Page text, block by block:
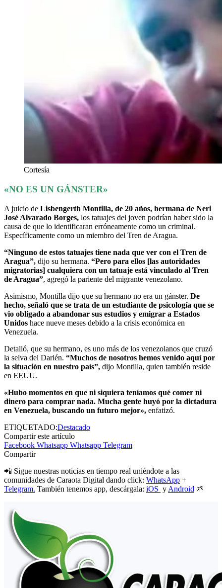
Cortesía
«NO ES UN GÁNSTER»
A juicio de Lisbengerth Montilla, de 20 años, hermana de Neri
José Alvarado Borges, los tatuajes del joven podrían haber sido la
causa de que lo identificaran erróneamente como un criminal.
Específicamente como un miembro del Tren de Aragua.
“Ninguno de estos tatuajes tiene nada que ver con el Tren de
Aragua”, dijo su hermana. “Pero para ellos [las autoridades
migratorias] cualquiera con un tatuaje está vinculado al Tren
de Aragua”, agregó la pariente del migrante venezolano.
Asimismo, Montilla dijo que su hermano no era un gánster. De
hecho, señaló que se trata de un estudiante de psicología que se
vio obligado a abandonar sus estudios y emigrar a Estados
Unidos hace nueve meses debido a la crisis económica en
Venezuela.
Detalló, que su hermano, es uno más de los venezolanos que cruzó
la selva del Darién. “Muchos de nosotros hemos venido aquí por
la situación en nuestro país”, dijo Montilla, quien también reside
en EEUU.
«Hubo momentos en que ni siquiera teníamos qué comer ni
dinero para comprar nada. Mucha gente huyó por la dictadura
en Venezuela, buscando un futuro mejor», enfatizó.
ETIQUETADO:Destacado
Compartir este artículo
Facebook Whatsapp Whatsapp Telegram
Compartir
📲 Sigue nuestras noticias en tiempo real uniéndote a las
comunidades de Caraota Digital dando click: WhatsApp +
Telegram. También tenemos app, descárgala: iOS y Android 🌱